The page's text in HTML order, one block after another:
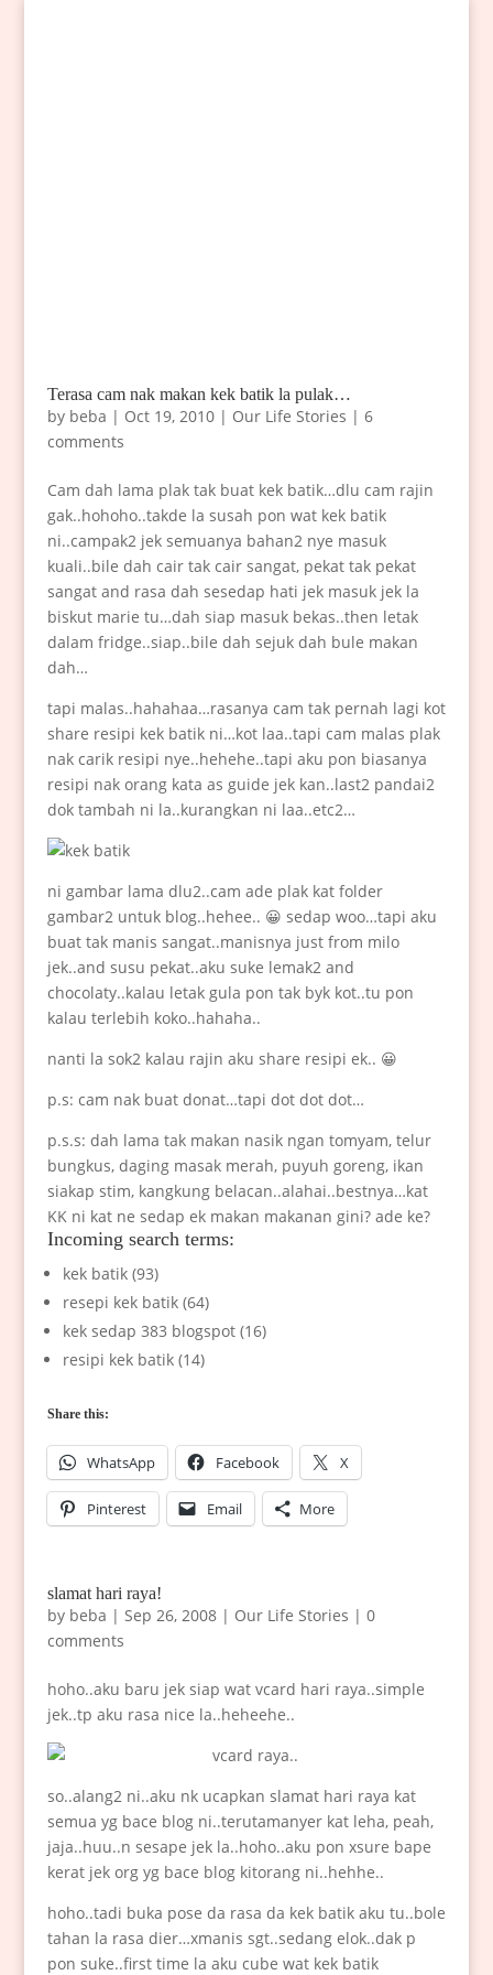
Terasa cam nak makan kek batik la pulak…
by beba | Oct 19, 2010| Our Life Stories | 6
comments
Cam dah lama plak tak buat kek batik…dlu cam rajin
gak..hohoho..takde la susah pon wat kek batik
ni..campak2 jek semuanya bahan2 nye masuk
kuali..bile dah cair tak cair sangat, pekat tak pekat
sangat and rasa dah sesedap hati jek masuk jek la
biskut marie tu…dah siap masuk bekas..then letak
dalam fridge..siap..bile dah sejuk dah bule makan
dah…
tapi malas..hahahaa…rasanya cam tak pernah lagi kot
share resipi kek batik ni…kot laa..tapi cam malas plak
nak carik resipi nye..hehehe..tapi aku pon biasanya
resipi nak orang kata as guide jek kan..last2 pandai2
dok tambah ni la..kurangkan ni laa..etc2…
ni gambar lama dlu2..cam ade plak kat folder
gambar2 untuk blog..hehee.. 😀 sedap woo…tapi aku
buat tak manis sangat..manisnya just from milo
jek..and susu pekat..aku suke lemak2 and
chocolaty..kalau letak gula pon tak byk kot..tu pon
kalau terlebih koko..hahaha..
nanti la sok2 kalau rajin aku share resipi ek.. 😀
p.s: cam nak buat donat…tapi dot dot dot…
p.s.s: dah lama tak makan nasik ngan tomyam, telur
bungkus, daging masak merah, puyuh goreng, ikan
siakap stim, kangkung belacan..alahai..bestnya…kat
KK ni kat ne sedap ek makan makanan gini? ade ke?
Incoming search terms:
kek batik (93)
resepi kek batik (64)
kek sedap 383 blogspot (16)
resipi kek batik (14)
Share this:
WhatsApp Facebook X
Pinterest Email More
slamat hari raya!
by beba | Sep 26, 2008| Our Life Stories | 0
comments
hoho..aku baru jek siap wat vcard hari raya..simple
jek..tp aku rasa nice la..heheehe..
so..alang2 ni..aku nk ucapkan slamat hari raya kat
semua yg bace blog ni..terutamanyer kat leha, peah,
jaja..huu..n sesape jek la..hoho..aku pon xsure bape
kerat jek org yg bace blog kitorang ni..hehhe..
hoho..tadi buka pose da rasa da kek batik aku tu..bole
tahan la rasa dier…xmanis sgt..sedang elok..dak p
pon suke..first time la aku cube wat kek batik